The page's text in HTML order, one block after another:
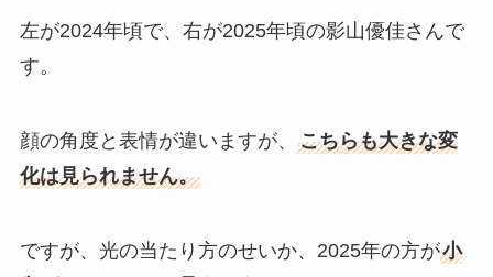
左が2024年頃で、右が2025年頃の影山優佳さんで
す。
顔の角度と表情が違いますが、 こちらも大きな変
化は見られません。
ですが、光の当たり方のせいか、2025年の方が小